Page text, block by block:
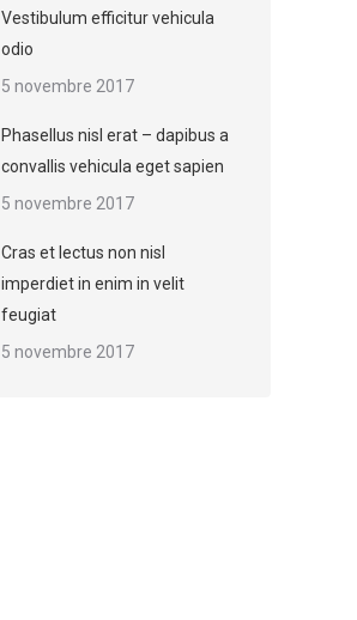
Vestibulum efficitur vehicula
odio
5 novembre 2017
Phasellus nisl erat – dapibus a
convallis vehicula eget sapien
5 novembre 2017
Cras et lectus non nisl
imperdiet in enim in velit
feugiat
5 novembre 2017